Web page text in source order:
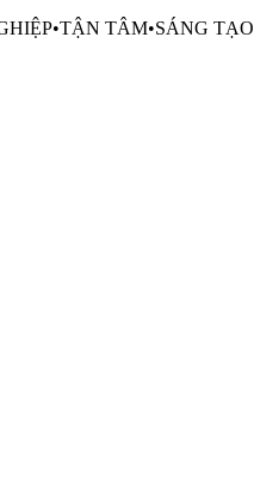
•TẬN TÂM•SÁNG TẠO